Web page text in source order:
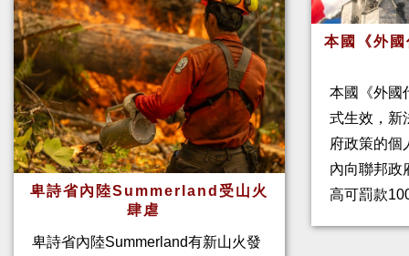
卑詩省內陸Summerland受山火
肆虐
卑詩省內陸Summerland有新山火發
本國《外
本國《外國
式生效，新
府政策的個
內向聯邦政
高可罰款